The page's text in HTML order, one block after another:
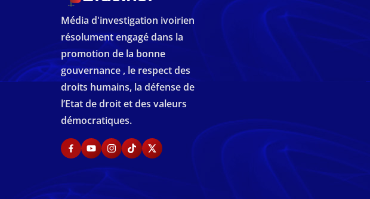
Média d'investigation ivoirien
résolument engagé dans la
promotion de la bonne
gouvernance , le respect des
droits humains, la défense de
l’Etat de droit et des valeurs
démocratiques.